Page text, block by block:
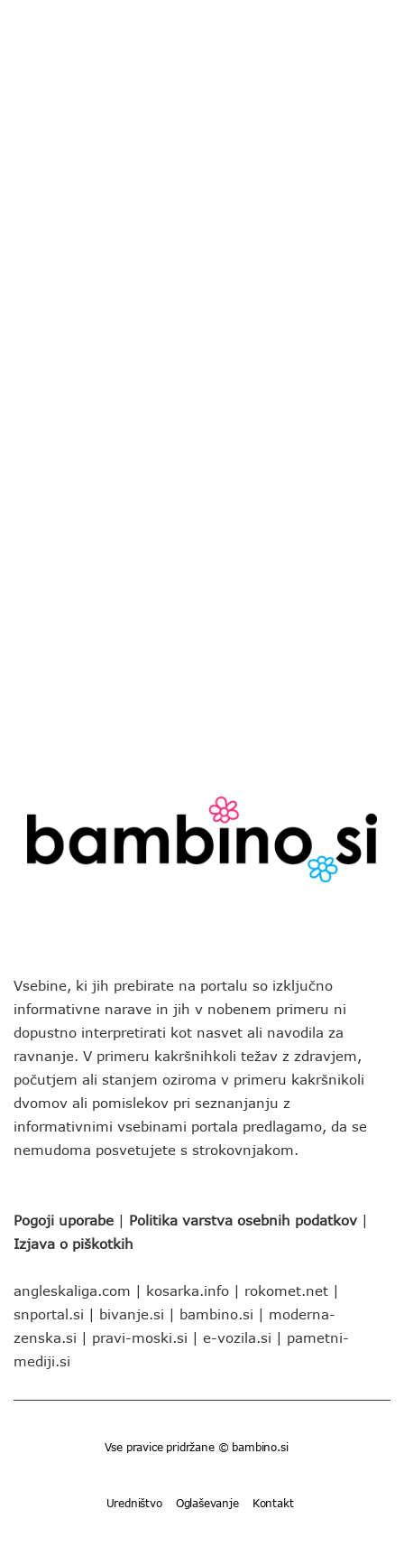
Vsebine, ki jih prebirate na portalu so izključno
informativne narave in jih v nobenem primeru ni
dopustno interpretirati kot nasvet ali navodila za
ravnanje. V primeru kakršnihkoli težav z zdravjem,
počutjem ali stanjem oziroma v primeru kakršnikoli
dvomov ali pomislekov pri seznanjanju z
informativnimi vsebinami portala predlagamo, da se
nemudoma posvetujete s strokovnjakom.
Pogoji uporabe | Politika varstva osebnih podatkov |
Izjava o piškotkih
angleskaliga.com | kosarka.info | rokomet.net |
snportal.si | bivanje.si | bambino.si | moderna-
zenska.si | pravi-moski.si | e-vozila.si | pametni-
mediji.si
Vse pravice pridržane © bambino.si
Uredništvo Oglaševanje Kontakt